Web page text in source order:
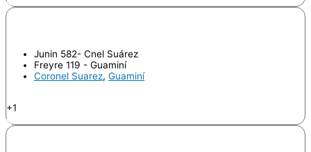
Junin 582- Cnel Suárez
Freyre 119 - Guaminí
Coronel Suarez, Guaminí
+1
Odontologo